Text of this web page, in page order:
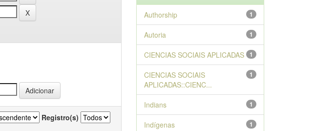
Registro(s)
1
Authorship
1
Autoria
1
CIENCIAS SOCIAIS APLICADAS
1
CIENCIAS SOCIAIS
APLICADAS::CIENC...
1
Indians
1
Indígenas